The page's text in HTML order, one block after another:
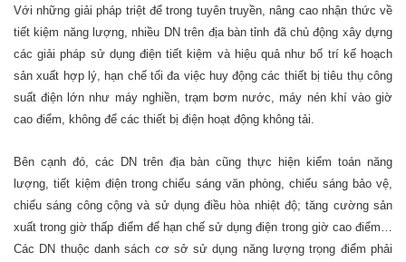
Với những giải pháp triệt để trong tuyên truyền, nâng cao nhận thức về
tiết kiệm năng lượng, nhiều DN trên địa bàn tỉnh đã chủ động xây dựng
các giải pháp sử dụng điện tiết kiệm và hiệu quả như bố trí kế hoạch
sản xuất hợp lý, hạn chế tối đa việc huy động các thiết bị tiêu thụ công
suất điện lớn như máy nghiền, trạm bơm nước, máy nén khí vào giờ
cao điểm, không để các thiết bị điện hoạt động không tải.
Bên cạnh đó, các DN trên địa bàn cũng thực hiện kiểm toán năng
lượng, tiết kiệm điện trong chiếu sáng văn phòng, chiếu sáng bảo vệ,
chiếu sáng công cộng và sử dụng điều hòa nhiệt độ; tăng cường sản
xuất trong giờ thấp điểm để hạn chế sử dụng điện trong giờ cao điểm…
Các DN thuộc danh sách cơ sở sử dụng năng lượng trọng điểm phải